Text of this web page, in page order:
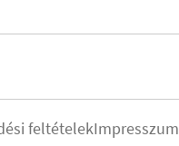
feltételekImpresszum